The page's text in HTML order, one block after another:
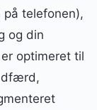
telefonen),
og din
optimeret til